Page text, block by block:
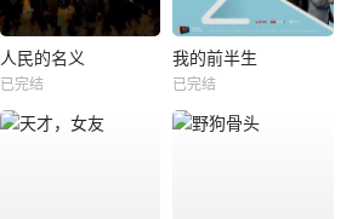
人民的名义
已完结
我的前半生
已完结